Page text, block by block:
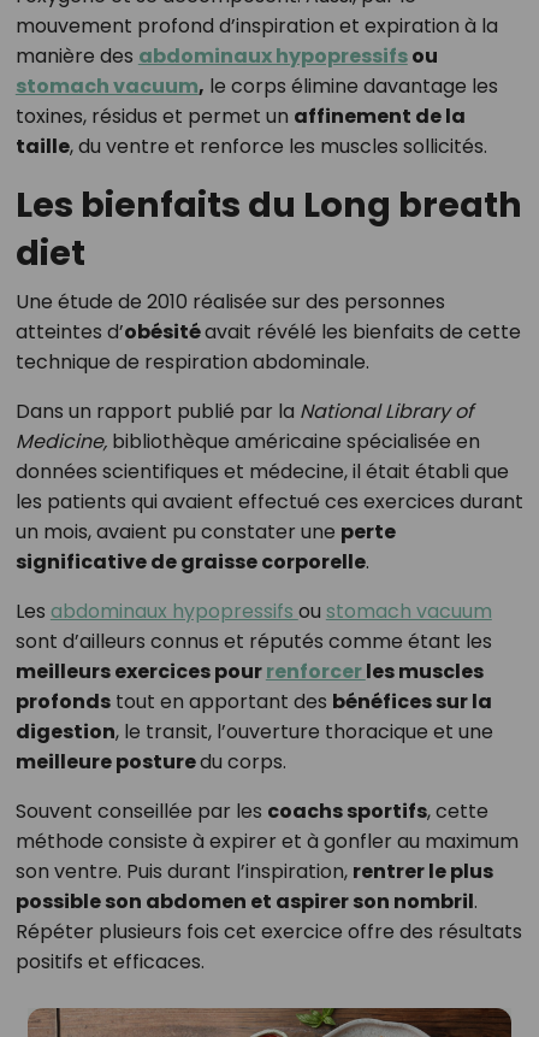
mouvement profond d’inspiration et expiration à la
manière des abdominaux hypopressifsou
stomach vacuum, le corps élimine davantage les
toxines, résidus et permet un affinement de la
taille, du ventre et renforce les muscles sollicités.
Les bienfaits du Long breath
diet
Une étude de 2010 réalisée sur des personnes
atteintes d’obésitéavait révélé les bienfaits de cette
technique de respiration abdominale.
Dans un rapport publié par la National Library of
Medicine, bibliothèque américaine spécialisée en
données scientifiques et médecine, il était établi que
les patients qui avaient effectué ces exercices durant
un mois, avaient pu constater une perte
significative de graisse corporelle.
Les abdominaux hypopressifs ou stomach vacuum
sont d’ailleurs connus et réputés comme étant les
meilleurs exercices pourrenforcerles muscles
profondstout en apportant des bénéfices sur la
digestion, le transit, l’ouverture thoracique et une
meilleure posturedu corps.
Souvent conseillée par les coachs sportifs, cette
méthode consiste à expirer et à gonfler au maximum
son ventre. Puis durant l’inspiration, rentrer le plus
possible son abdomen et aspirer son nombril.
Répéter plusieurs fois cet exercice offre des résultats
positifs et efficaces.